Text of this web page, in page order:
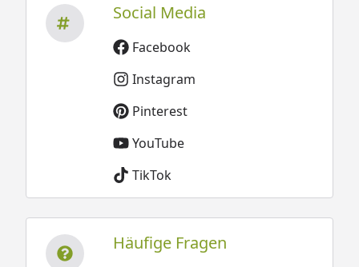
Social Media
Facebook
Instagram
Pinterest
YouTube
TikTok
Häufige Fragen